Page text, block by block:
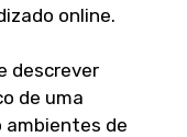
online.
descrever
de uma
ambientes de